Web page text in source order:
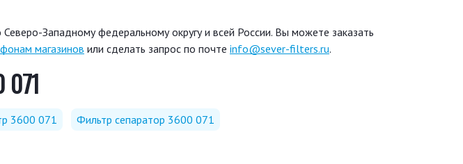
Западному федеральному округу и всей России. Вы можете заказать
магазинов или сделать запрос по почте info@sever-filters.ru.
3600 071 Фильтр сепаратор 3600 071